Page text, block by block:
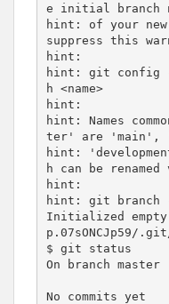
e initial branch
hint: of your
suppress this
hint:
hint: git config
h <name>
hint:
hint: Names
ter' are 'main',
hint:
h can be
hint:
hint: git branch -
Initialized
p.07sONCJp59/
$ git status
On branch master
No commits yet